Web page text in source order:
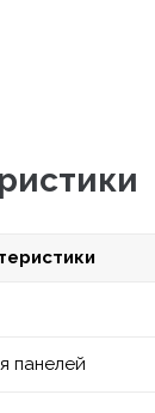
панелей